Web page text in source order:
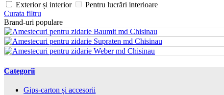
Exterior și interior
Pentru lucrări interioare
Curata filtru
Brand-uri populare
Categorii
Gips-carton și accesorii